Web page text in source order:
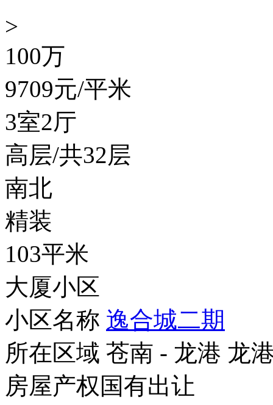
>
100万
9709元/平米
3室2厅
高层/共32层
南北
精装
103平米
大厦小区
小区名称 逸合城二期
所在区域 苍南 - 龙港 龙
房屋产权 国有出让